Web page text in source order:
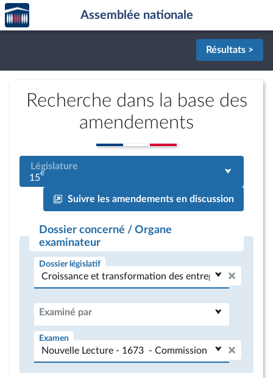
Aller au contenu
Aller en bas de la page
Accèder
à la
page
Assemblée nationale
Résultats >
Recherche dans la base des
amendements
Législature
15e
Suivre les amendements en discussion
Dossier concerné / Organe
examinateur
Dossier législatif
Examiné par
Examen